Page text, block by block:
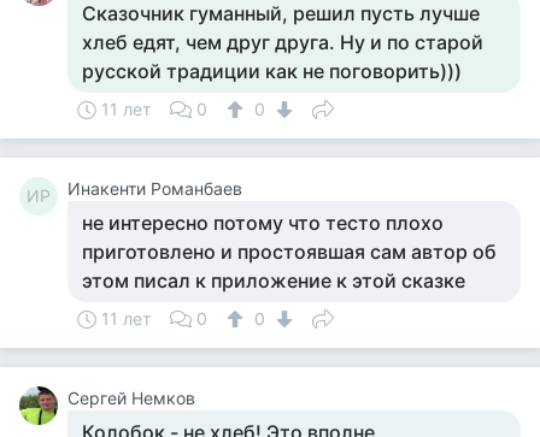
Сказочник гуманный, решил пусть лучше
хлеб едят, чем друг друга. Ну и по старой
русской традиции как не поговорить)))
11 лет 0 0
ИР Инакенти Романбаев
не интересно потому что тесто плохо
приготовлено и простоявшая сам автор об
этом писал к приложение к этой сказке
11 лет 0 0
Сергей Немков
Колобок - не хлеб! Это вполне